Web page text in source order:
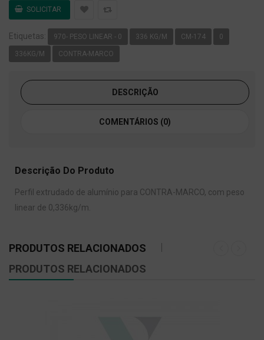
Etiquetas: 970- PESO LINEAR - 0 336 KG/M CM-174 0
336KG/M CONTRA-MARCO
DESCRIÇÃO
COMENTÁRIOS (0)
Descrição Do Produto
Perfil extrudado de alumínio para CONTRA-MARCO, com peso
linear de 0,336kg/m.
PRODUTOS RELACIONADOS
PRODUTOS RELACIONADOS